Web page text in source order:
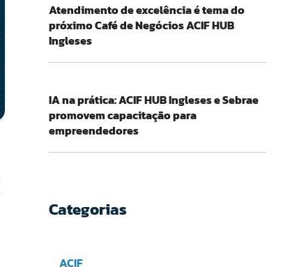
Atendimento de excelência é tema do
próximo Café de Negócios ACIF HUB
Ingleses
IA na prática: ACIF HUB Ingleses e Sebrae
promovem capacitação para
empreendedores
Categorias
ACIF